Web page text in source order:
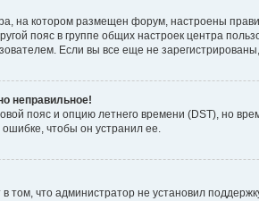
на котором размещен форум, настроены
пояс в группе общих настроек центра
Если вы все еще не
неправильное!
пояс и опцию летнего времени (DST), но
чтобы он устранил ее.
том, что администратор не установил